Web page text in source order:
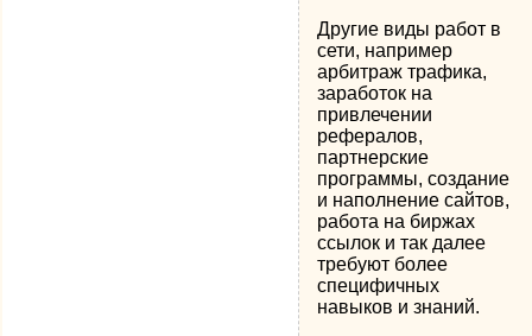
Другие виды работ в
сети, например
арбитраж трафика,
заработок на
привлечении
рефералов,
партнерские
программы, создание
и наполнение сайтов,
работа на биржах
ссылок и так далее
требуют более
специфичных
навыков и знаний.